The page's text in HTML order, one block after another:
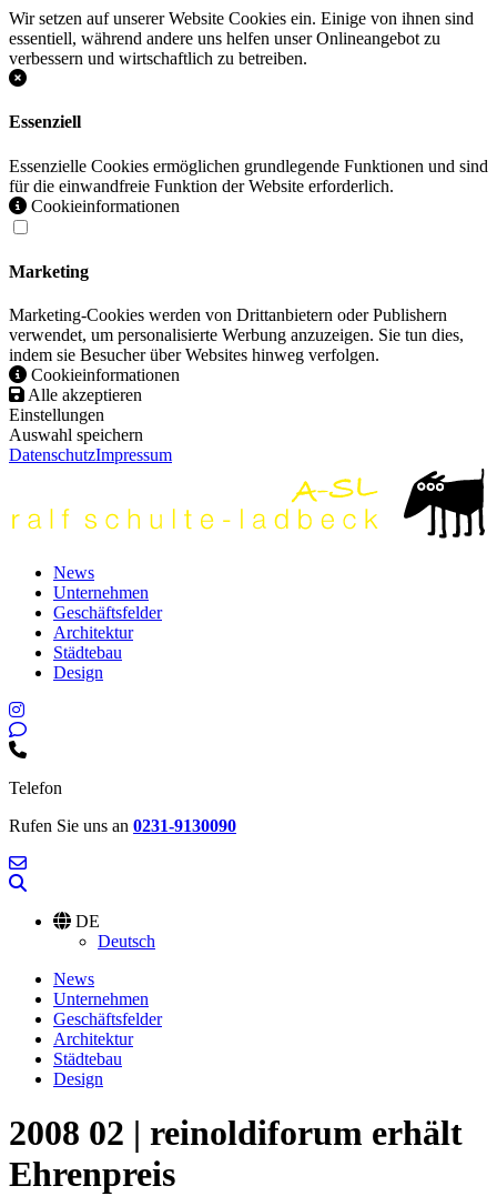
Wir setzen auf unserer Website Cookies ein. Einige von ihnen sind
essentiell, während andere uns helfen unser Onlineangebot zu
verbessern und wirtschaftlich zu betreiben.
Essenziell
Essenzielle Cookies ermöglichen grundlegende Funktionen und sind
für die einwandfreie Funktion der Website erforderlich.
Cookieinformationen
Marketing
Marketing-Cookies werden von Drittanbietern oder Publishern
verwendet, um personalisierte Werbung anzuzeigen. Sie tun dies,
indem sie Besucher über Websites hinweg verfolgen.
Cookieinformationen
Alle akzeptieren
Einstellungen
Auswahl speichern
DatenschutzImpressum
News
Unternehmen
Geschäftsfelder
Architektur
Städtebau
Design
Telefon
Rufen Sie uns an 0231-9130090
DE
Deutsch
News
Unternehmen
Geschäftsfelder
Architektur
Städtebau
Design
2008 02 | reinoldiforum erhält
Ehrenpreis